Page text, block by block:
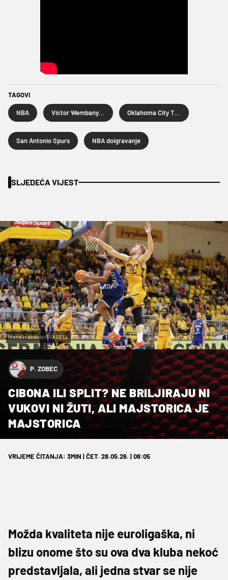
TAGOVI
NBA
San Antonio Spurs NBA doigravanje
SLJEDEĆA VIJEST
Ivana Ivanovic/PIXSELL
P. ZOBEC
CIBONA ILI SPLIT? NE BRILJIRAJU NI
VUKOVI NI ŽUTI, ALI MAJSTORICA JE
MAJSTORICA
VRIJEME ČITANJA: 3MIN | ČET. 28.05.26. | 08:05
Možda kvaliteta nije euroligaška, ni
blizu onome što su ova dva kluba nekoć
predstavljala, ali jedna stvar se nije